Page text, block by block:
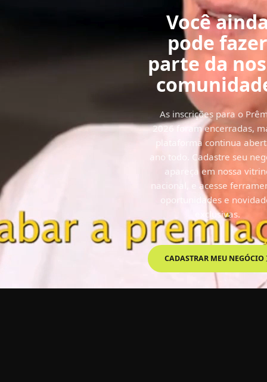
Você
pode
parte da
As inscrições para o
2026 foram encerradas,
plataforma continua
ano todo. Cadastre seu
apareça em nossa
nacional, e acesse
oportunidades e
exclusivas.
CADASTRAR MEU NEGÓCIO
com
aberta!
IR À PREMIAÇÃO
CADASTRO SOCIEDADE